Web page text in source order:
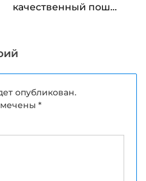
качественный пошив
опубликован.
*